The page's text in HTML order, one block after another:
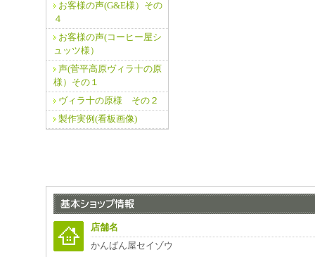
お客様の声(G&E様）その
４
お客様の声(コーヒー屋シ
ュッツ様）
声(菅平高原ヴィラ十の原
様）その１
ヴィラ十の原様 その２
製作実例(看板画像)
店舗名
かんばん屋セイゾウ